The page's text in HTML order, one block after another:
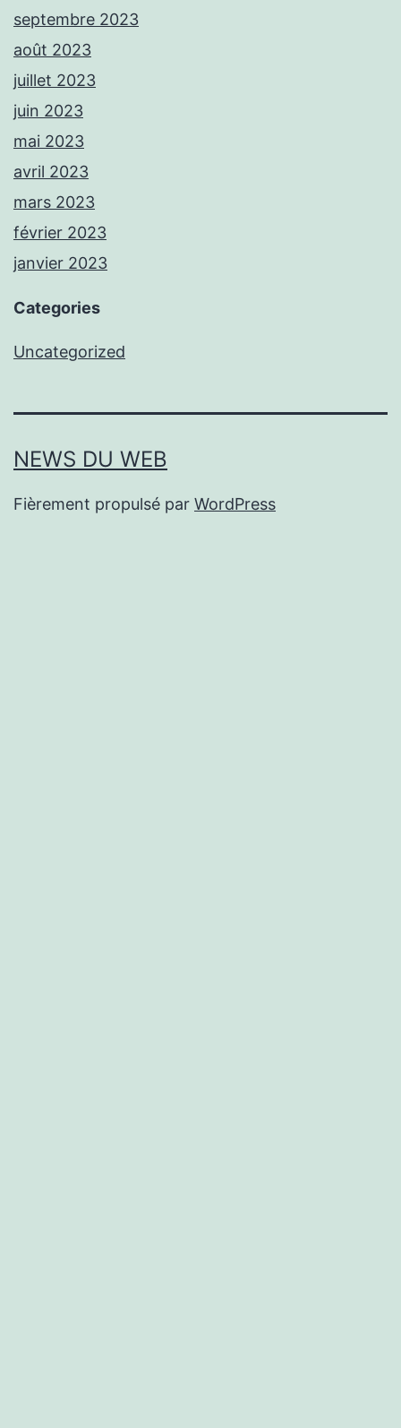
septembre 2023
août 2023
juillet 2023
juin 2023
mai 2023
avril 2023
mars 2023
février 2023
janvier 2023
Categories
Uncategorized
NEWS DU WEB
Fièrement propulsé par WordPress